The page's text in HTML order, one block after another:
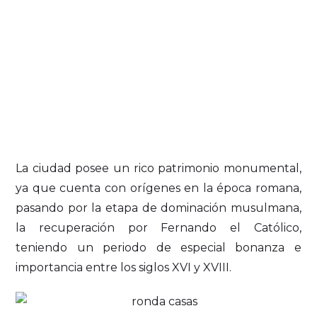
La ciudad posee un rico patrimonio monumental,
ya que cuenta con orígenes en la época romana,
pasando por la etapa de dominación musulmana,
la recuperación por Fernando el Católico,
teniendo un periodo de especial bonanza e
importancia entre los siglos XVI y XVIII.